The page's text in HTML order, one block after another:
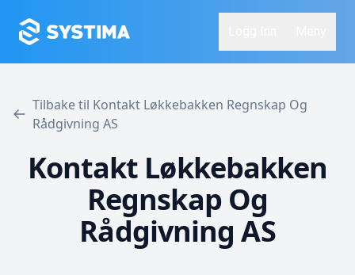
Tilbake til Kontakt Løkkebakken Regnskap Og
Rådgivning AS
Kontakt Løkkebakken
Regnskap Og
Rådgivning AS